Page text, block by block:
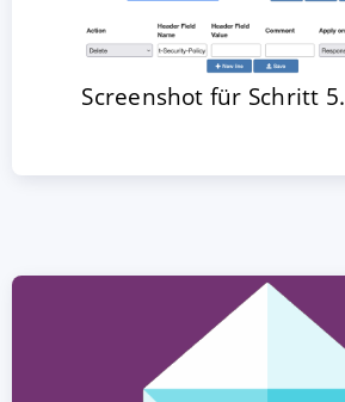
Screenshot für Schritt 5.